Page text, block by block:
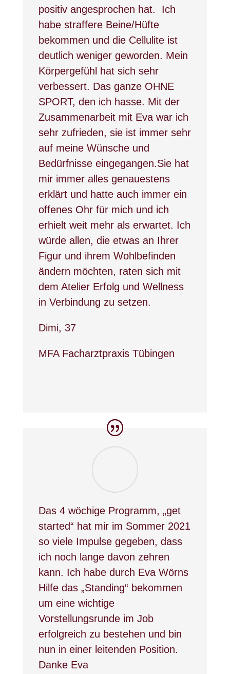
positiv angesprochen hat. Ich
habe straffere Beine/Hüfte
bekommen und die Cellulite ist
deutlich weniger geworden. Mein
Körpergefühl hat sich sehr
verbessert. Das ganze OHNE
SPORT, den ich hasse. Mit der
Zusammenarbeit mit Eva war ich
sehr zufrieden, sie ist immer sehr
auf meine Wünsche und
Bedürfnisse eingegangen.Sie hat
mir immer alles genauestens
erklärt und hatte auch immer ein
offenes Ohr für mich und ich
erhielt weit mehr als erwartet. Ich
würde allen, die etwas an Ihrer
Figur und ihrem Wohlbefinden
ändern möchten, raten sich mit
dem Atelier Erfolg und Wellness
in Verbindung zu setzen.
Dimi, 37
MFA Facharztpraxis Tübingen
Das 4 wöchige Programm, „get
started“ hat mir im Sommer 2021
so viele Impulse gegeben, dass
ich noch lange davon zehren
kann. Ich habe durch Eva Wörns
Hilfe das „Standing“ bekommen
um eine wichtige
Vorstellungsrunde im Job
erfolgreich zu bestehen und bin
nun in einer leitenden Position.
Danke Eva